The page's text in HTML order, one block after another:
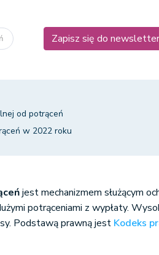
Zapisz się do
od potrąceń
w 2022 roku
jest mechanizmem służącym
potrąceniami z wypłaty.
Podstawą prawną jest Kodeks